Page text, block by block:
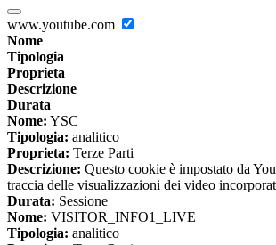
www.youtube.com
Nome
Tipologia
Proprieta
Descrizione
Durata
Nome: YSC
Tipologia: analitico
Proprieta: Terze Parti
Descrizione: Questo cookie è impostato da
traccia delle visualizzazioni dei video
Durata: Sessione
Nome: VISITOR_INFO1_LIVE
Tipologia: analitico